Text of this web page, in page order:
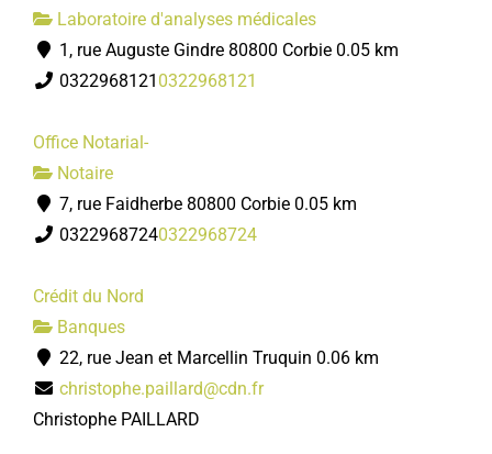
Laboratoire d'analyses médicales
1, rue Auguste Gindre 80800 Corbie 0.05 km
0322968121 0322968121
Office Notarial-
Notaire
7, rue Faidherbe 80800 Corbie 0.05 km
03229687240322968724
Crédit du Nord
Banques
22, rue Jean et Marcellin Truquin 0.06 km
christophe.paillard@cdn.fr
Christophe PAILLARD